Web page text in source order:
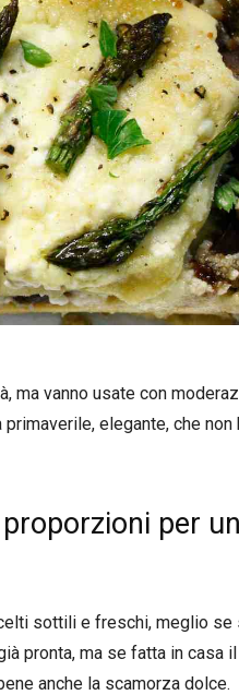
ma vanno usate con
elegante, che non
per
sottili e freschi, meglio
pronta, ma se fatta in casa
anche la scamorza dolce.